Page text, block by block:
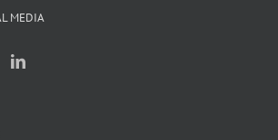
MEDIA